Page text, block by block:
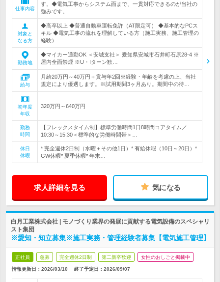
仕事内容
す。◆電気工事からシステム面まで、一貫対応できるのが当社の
強みです。
対象と
なる方
◆高卒以上 ◆普通自動車運転免許（AT限定可） ◆基本的なPCス
キル ◆電気工事の流れを理解している方（施工実務、施工管理の
経験）
勤務地
◆マイカー通勤OK ＜安城支社＞ 愛知県安城市石井町石原28-4 ※
屋内全面禁煙 ※U・Iターン歓…
給与
月給20万円～40万円＋賞与年2回※経験・年齢を考慮の上、当社
規定により優遇します。※試用期間3ヶ月あり。期間中の待…
初年度
年収
320万円～640万円
勤務
時間
【フレックスタイム制】標準労働時間1日8時間コアタイム／
10:30～15:30＜標準的な労働時間帯＞…
休日
休暇
* 完全週休2日制（水曜＋その他1日）* 有給休暇（10日～20日）*
GW休暇* 夏季休暇* 年末…
求人詳細を見る 気になる
白月工業株式会社 | モノづくり業界の発展に貢献する電気設備のスペシャリ
スト集団
※愛知・知立募集※施工実務・管理経験者募集【電気施工管理】
正社員 急募 完全週休2日制 第二新卒歓迎 女性のおしごと掲載中
情報更新日：2026/03/10 終了予定日： 2026/09/07